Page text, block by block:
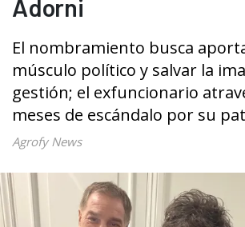
Adorni
El nombramiento busca
músculo político y salvar la
gestión; el exfuncionario
meses de escándalo por su
Agrofy News